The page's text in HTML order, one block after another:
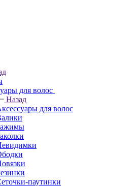
для волос
Назад
для волос
паутинки